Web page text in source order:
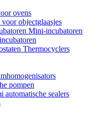
ovens
objectglaasjes
Mini-incubatoren
Thermocyclers
pompen
automatische sealers